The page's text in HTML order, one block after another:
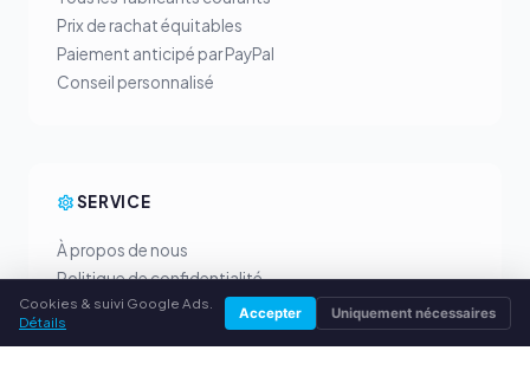
Prix de rachat équitables
Paiement anticipé par PayPal
Conseil personnalisé
SERVICE
À propos de nous
Politique de confidentialité
Mentions légales
Questions fréquentes (FAQ)
Cookies & suivi Google Ads.
Détails
Accepter Uniquement nécessaires